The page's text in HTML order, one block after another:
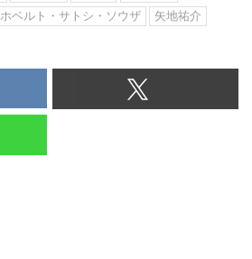
ホベルト・サトシ・ソウザ
矢地祐介